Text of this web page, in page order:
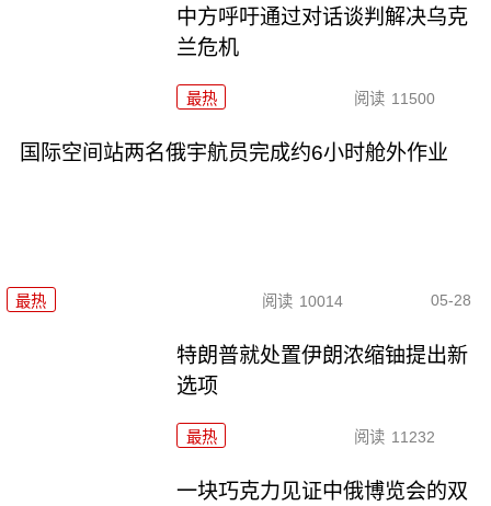
中方呼吁通过对话谈判解决乌克
兰危机
最热 阅读 11500
国际空间站两名俄宇航员完成约6小时舱外作业
最热 阅读 10014 05-28
特朗普就处置伊朗浓缩铀提出新
选项
最热 阅读 11232
一块巧克力见证中俄博览会的双